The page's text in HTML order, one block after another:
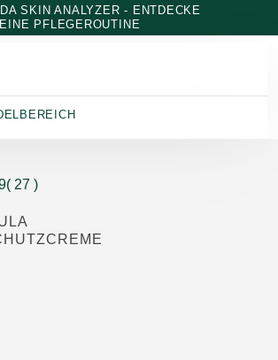
SKIN ANALYZER - ENTDECKE
PFLEGEROUTINE
4.9 von 5 Sternen bewertet von
( 27 )